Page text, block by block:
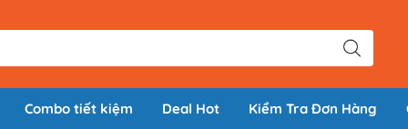
Combo tiết kiệm Deal Hot Kiểm Tra Đơn Hàng